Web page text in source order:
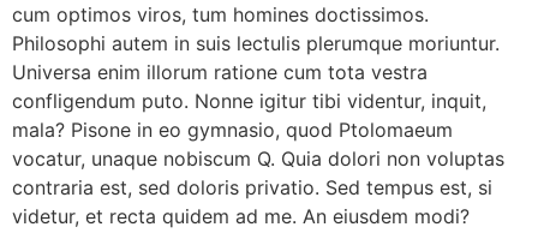
cum optimos viros, tum homines doctissimos.
Philosophi autem in suis lectulis plerumque moriuntur.
Universa enim illorum ratione cum tota vestra
confligendum puto. Nonne igitur tibi videntur, inquit,
mala? Pisone in eo gymnasio, quod Ptolomaeum
vocatur, unaque nobiscum Q. Quia dolori non voluptas
contraria est, sed doloris privatio. Sed tempus est, si
videtur, et recta quidem ad me. An eiusdem modi?